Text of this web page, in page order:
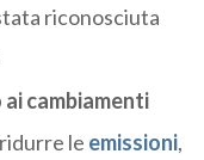
riconosciuta
cambiamenti
le emissioni,